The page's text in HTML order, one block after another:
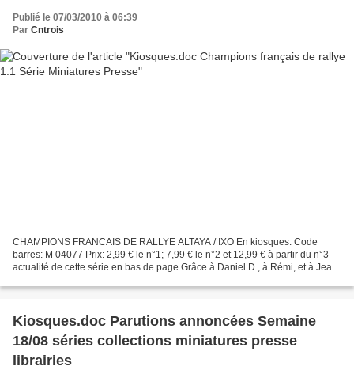
Publié le 07/03/2010 à 06:39
Par Cntrois
CHAMPIONS FRANCAIS DE RALLYE ALTAYA / IXO En kiosques. Code
barres: M 04077 Prix: 2,99 € le n°1; 7,99 € le n°2 et 12,99 € à partir du n°3
actualité de cette série en bas de page Grâce à Daniel D., à Rémi, et à Jean-
Kiosques.doc Parutions annoncées Semaine
18/08 séries collections miniatures presse
librairies